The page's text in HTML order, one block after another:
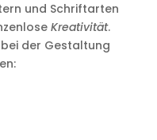
und Schriftarten
Kreativität.
der Gestaltung